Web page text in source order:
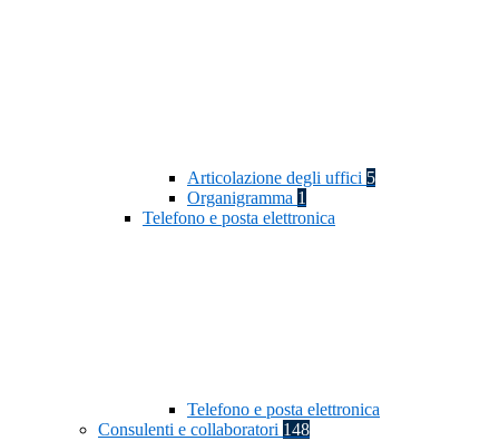
Articolazione degli uffici 5
Organigramma 1
Telefono e posta elettronica
Telefono e posta elettronica
Consulenti e collaboratori 148